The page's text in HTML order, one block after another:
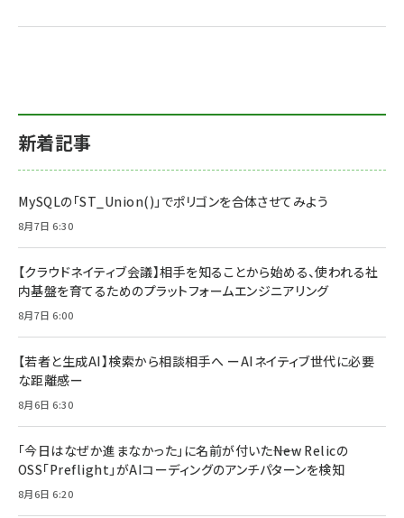
新着記事
MySQLの「ST_Union()」でポリゴンを合体させてみよう
8月7日 6:30
【クラウドネイティブ会議】相手を知ることから始める、使われる社
内基盤を育てるためのプラットフォームエンジニアリング
8月7日 6:00
【若者と生成AI】検索から相談相手へ ーAIネイティブ世代に必要
な距離感ー
8月6日 6:30
「今日はなぜか進まなかった」に名前が付いた――New Relicの
OSS「Preflight」がAIコーディングのアンチパターンを検知
8月6日 6:20